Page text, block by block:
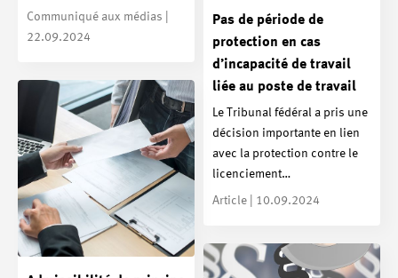
Communiqué aux médias |
22.09.2024
Pas de période de
protection en cas
d’incapacité de travail
liée au poste de travail
Le Tribunal fédéral a pris une
décision importante en lien
avec la protection contre le
licenciement…
Article | 10.09.2024